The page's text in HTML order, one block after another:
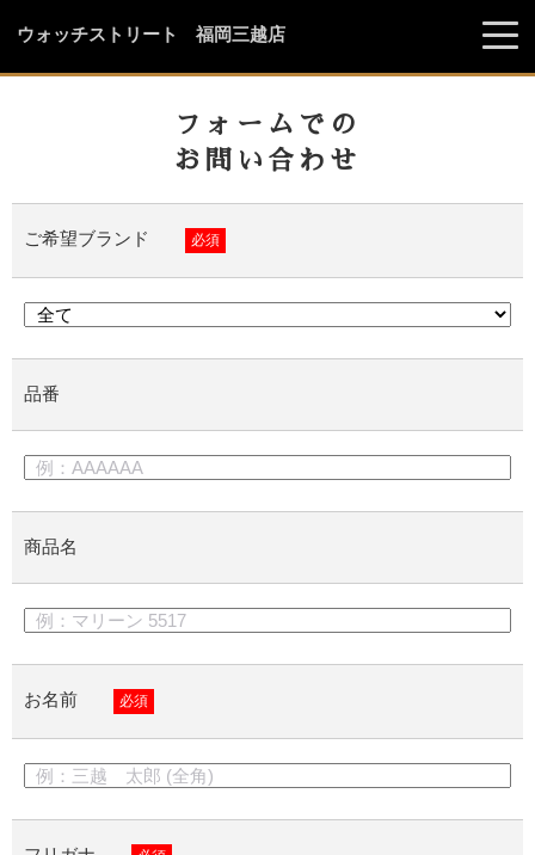
ウォッチストリート 福岡三越店
フォームでの
お問い合わせ
ご希望ブランド 必須
品番
商品名
お名前 必須